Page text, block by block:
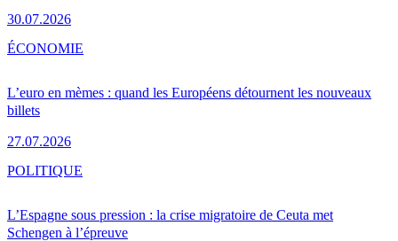
30.07.2026
L’euro en mèmes : quand les Européens détournent les nouveaux
billets
27.07.2026
ÉCONOMIE
L’Espagne sous pression : la crise migratoire de Ceuta met
Schengen à l’épreuve
POLITIQUE